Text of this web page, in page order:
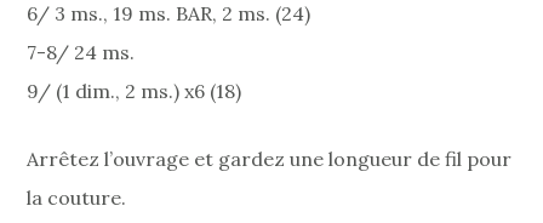
6/ 3 ms., 19 ms. BAR, 2 ms. (24)
7-8/ 24 ms.
9/ (1 dim., 2 ms.) x6 (18)
Arrêtez l’ouvrage et gardez une longueur de fil pour
la couture.